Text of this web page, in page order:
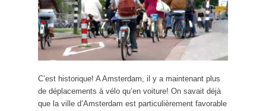
C’est historique! A Amsterdam, il y a maintenant plus
de déplacements à vélo qu’en voiture! On savait déjà
que la ville d’Amsterdam est particulièrement favorable